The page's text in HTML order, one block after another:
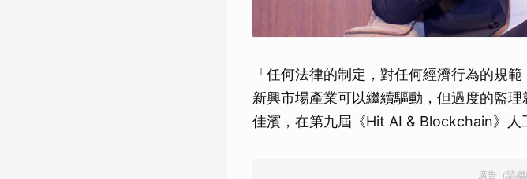
「任何法律的制定，對任何經濟行為的規
新興市場產業可以繼續驅動，但過度的監
佳濱，在第九屆《Hit AI & Blockchain》人
廣告（請繼